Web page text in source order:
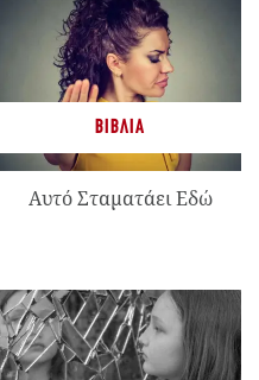
ΒΙΒΛΊΑ
Αυτό Σταματάει Εδώ